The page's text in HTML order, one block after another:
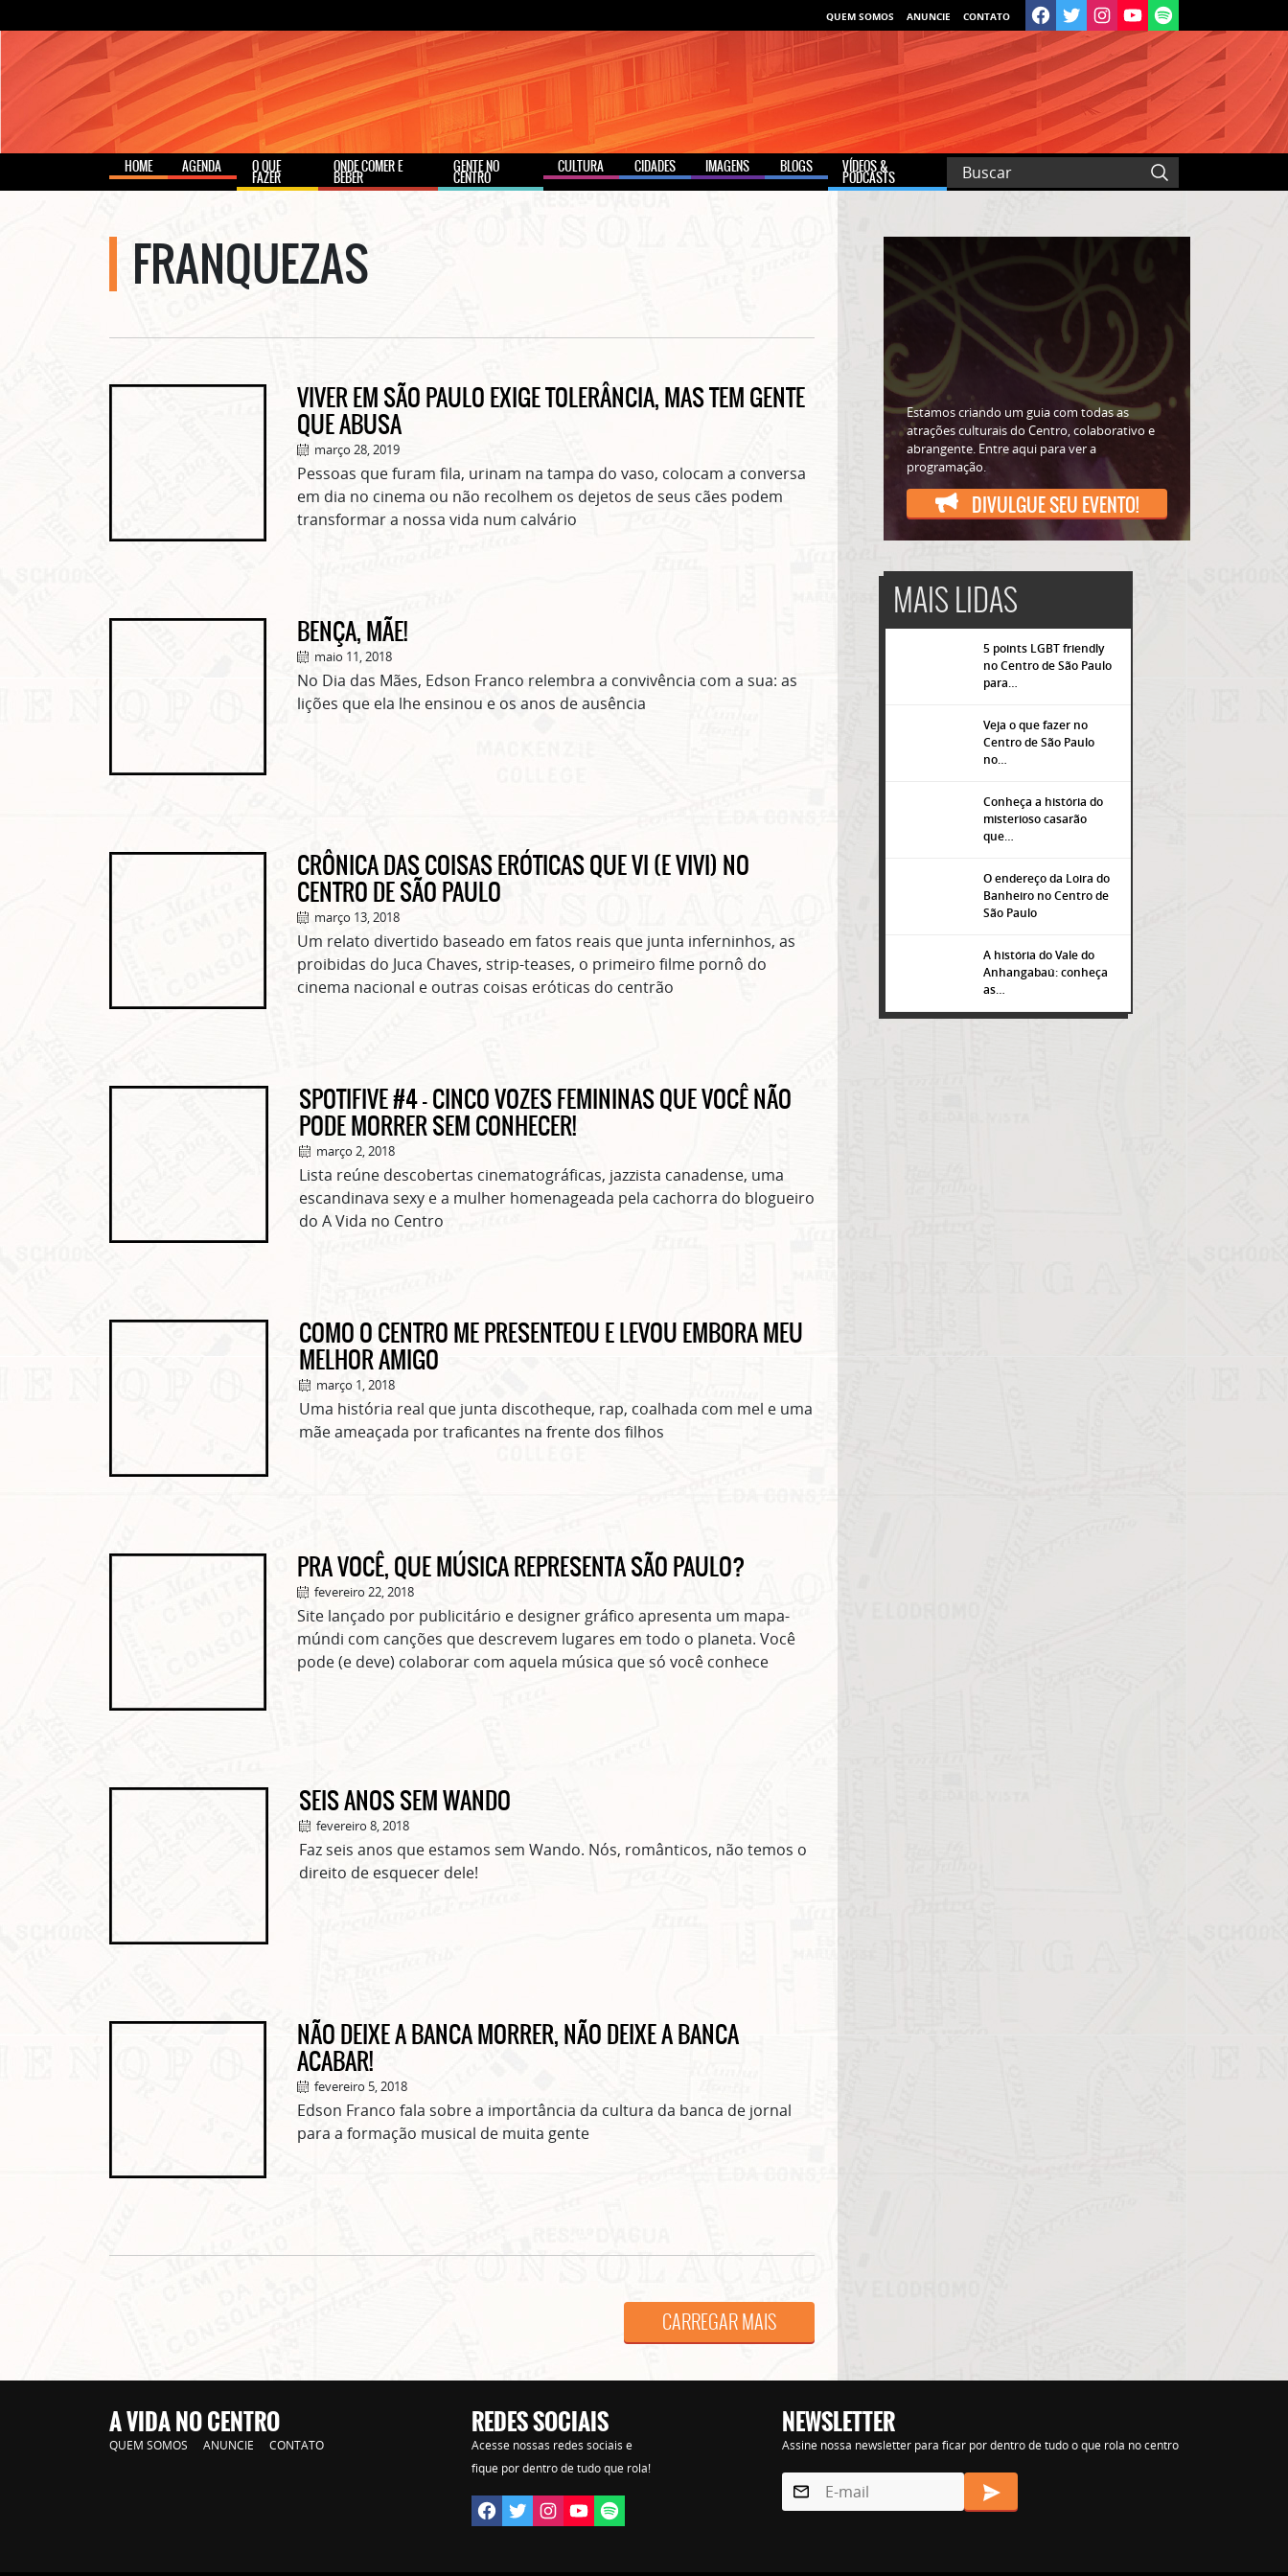
QUEM SOMOS ANUNCIE CONTATO
HOME AGENDA O QUE
FAZER
ONDE COMER E
BEBER
GENTE NO
CENTRO
CULTURA CIDADES IMAGENS BLOGS VÍDEOS &
PODCASTS
FRANQUEZAS
VIVER EM SÃO PAULO EXIGE TOLERÂNCIA, MAS TEM GENTE
QUE ABUSA
março 28, 2019
Pessoas que furam fila, urinam na tampa do vaso, colocam a conversa
em dia no cinema ou não recolhem os dejetos de seus cães podem
transformar a nossa vida num calvário
BENÇA, MÃE!
maio 11, 2018
No Dia das Mães, Edson Franco relembra a convivência com a sua: as
lições que ela lhe ensinou e os anos de ausência
CRÔNICA DAS COISAS ERÓTICAS QUE VI (E VIVI) NO
CENTRO DE SÃO PAULO
março 13, 2018
Um relato divertido baseado em fatos reais que junta inferninhos, as
proibidas do Juca Chaves, strip-teases, o primeiro filme pornô do
cinema nacional e outras coisas eróticas do centrão
SPOTIFIVE #4 – CINCO VOZES FEMININAS QUE VOCÊ NÃO
PODE MORRER SEM CONHECER!
março 2, 2018
Lista reúne descobertas cinematográficas, jazzista canadense, uma
escandinava sexy e a mulher homenageada pela cachorra do blogueiro
do A Vida no Centro
COMO O CENTRO ME PRESENTEOU E LEVOU EMBORA MEU
MELHOR AMIGO
março 1, 2018
Uma história real que junta discotheque, rap, coalhada com mel e uma
mãe ameaçada por traficantes na frente dos filhos
PRA VOCÊ, QUE MÚSICA REPRESENTA SÃO PAULO?
fevereiro 22, 2018
Site lançado por publicitário e designer gráfico apresenta um mapa-
múndi com canções que descrevem lugares em todo o planeta. Você
pode (e deve) colaborar com aquela música que só você conhece
SEIS ANOS SEM WANDO
fevereiro 8, 2018
Faz seis anos que estamos sem Wando. Nós, românticos, não temos o
direito de esquecer dele!
NÃO DEIXE A BANCA MORRER, NÃO DEIXE A BANCA
ACABAR!
fevereiro 5, 2018
Edson Franco fala sobre a importância da cultura da banca de jornal
para a formação musical de muita gente
CARREGAR MAIS
Estamos criando um guia com todas as
atrações culturais do Centro, colaborativo e
abrangente. Entre aqui para ver a
programação.
DIVULGUE SEU EVENTO!
MAIS LIDAS
5 points LGBT friendly
no Centro de São Paulo
para…
Veja o que fazer no
Centro de São Paulo
no…
Conheça a história do
misterioso casarão
que…
O endereço da Loira do
Banheiro no Centro de
São Paulo
A história do Vale do
Anhangabaú: conheça
as…
A VIDA NO CENTRO
QUEM SOMOS ANUNCIE CONTATO
REDES SOCIAIS
Acesse nossas redes sociais e
fique por dentro de tudo que rola!
NEWSLETTER
Assine nossa newsletter para ficar por dentro de tudo o que rola no centro
email.
praesentium distinctio, id, quibusdam est.